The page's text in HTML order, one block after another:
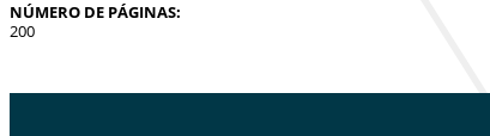
NÚMERO DE PÁGINAS:
200